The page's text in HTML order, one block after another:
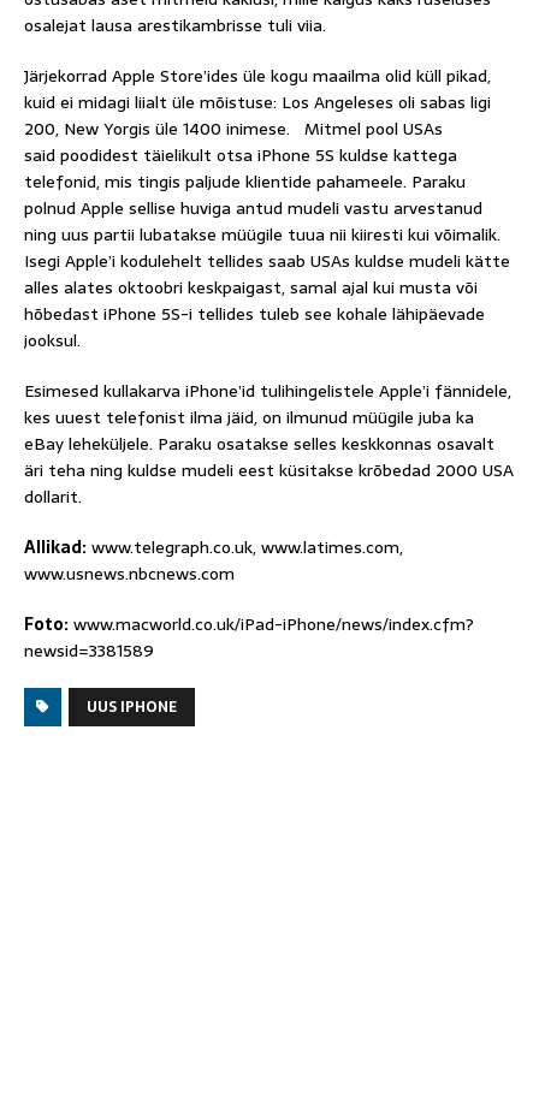
osalejat lausa arestikambrisse tuli viia.
Järjekorrad Apple Store’ides üle kogu maailma olid küll pikad,
kuid ei midagi liialt üle mõistuse: Los Angeleses oli sabas ligi
200, New Yorgis üle 1400 inimese. Mitmel pool USAs
said poodidest täielikult otsa iPhone 5S kuldse kattega
telefonid, mis tingis paljude klientide pahameele. Paraku
polnud Apple sellise huviga antud mudeli vastu arvestanud
ning uus partii lubatakse müügile tuua nii kiiresti kui võimalik.
Isegi Apple’i kodulehelt tellides saab USAs kuldse mudeli kätte
alles alates oktoobri keskpaigast, samal ajal kui musta või
hõbedast iPhone 5S-i tellides tuleb see kohale lähipäevade
jooksul.
Esimesed kullakarva iPhone’id tulihingelistele Apple’i fännidele,
kes uuest telefonist ilma jäid, on ilmunud müügile juba ka
eBay leheküljele. Paraku osatakse selles keskkonnas osavalt
äri teha ning kuldse mudeli eest küsitakse krõbedad 2000 USA
dollarit.
Allikad:www.telegraph.co.uk, www.latimes.com,
www.usnews.nbcnews.com
Foto:www.macworld.co.uk/iPad-iPhone/news/index.cfm?
newsid=3381589
UUS IPHONE